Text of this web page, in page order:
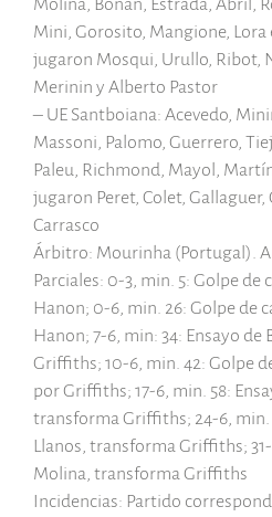
Molina, Bonan, Estrada, Abril,
Mini, Gorosito, Mangione, Lora
jugaron Mosqui, Urullo, Ribot,
Merinin y Alberto Pastor
– UE Santboiana: Acevedo,
Massoni, Palomo, Guerrero,
Paleu, Richmond, Mayol,
jugaron Peret, Colet, Gallaguer,
Carrasco
Árbitro: Mourinha (Portugal).
Parciales: 0-3, min. 5: Golpe
Hanon; 0-6, min. 26: Golpe de
Hanon; 7-6, min: 34: Ensayo
Griffiths; 10-6, min. 42: Golpe
por Griffiths; 17-6, min. 58:
transforma Griffiths; 24-6, min.
Llanos, transforma Griffiths;
Molina, transforma Griffiths
Incidencias: Partido